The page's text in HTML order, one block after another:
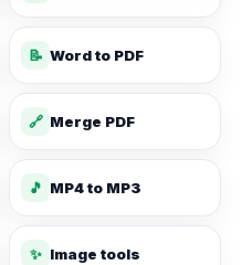
📝 Word to PDF
🔗 Merge PDF
🎵 MP4 to MP3
✨ Image tools